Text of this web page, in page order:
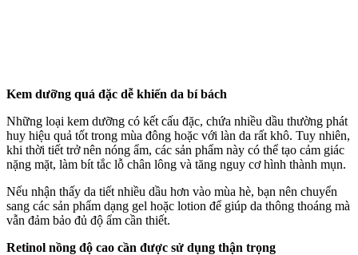
Kem dưỡng quá đặc dễ khiến da bí bách
Những loại kem dưỡng có kết cấu đặc, chứa nhiều dầu thường phát
huy hiệu quả tốt trong mùa đông hoặc với làn da rất khô. Tuy nhiên,
khi thời tiết trở nên nóng ẩm, các sản phẩm này có thể tạo cảm giác
nặng mặt, làm bít tắc lỗ chân lông và tăng nguy cơ hình thành mụn.
Nếu nhận thấy da tiết nhiều dầu hơn vào mùa hè, bạn nên chuyển
sang các sản phẩm dạng gel hoặc lotion để giúp da thông thoáng mà
vẫn đảm bảo đủ độ ẩm cần thiết.
Retinol nồng độ cao cần được sử dụng thận trọng